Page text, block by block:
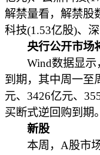
解禁量看，解禁股
科技(1.53亿股)、
央行公开市场
Wind数据显示
到期，其中周一至
元、3426亿元、
买断式逆回购到期。
新股
本周，A股市场